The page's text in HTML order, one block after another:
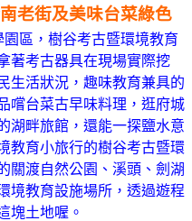
老街及美味台菜綠色
區，樹谷考古暨環境教育
著考古器具在現場實際挖
生活狀況，趣味教育兼具的
嚐台菜古早味料理，逛府城
湖畔旅館，還能一探鹽水意
教育小旅行的樹谷考古暨環
關渡自然公園、溪頭、劍湖
境教育設施場所， 透過遊程
塊土地喔。